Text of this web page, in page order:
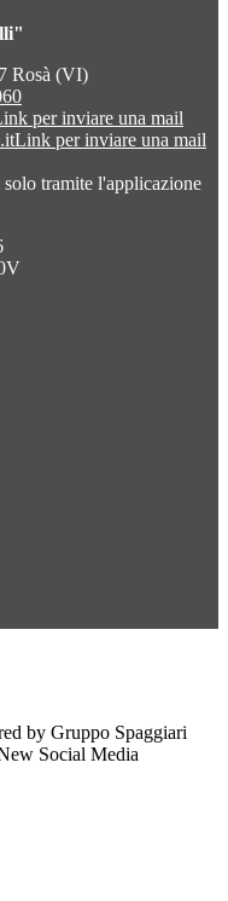
Rosà (VI)
per inviare una mail
Link per inviare una mail
tramite l'applicazione
by Gruppo Spaggiari
Social Media